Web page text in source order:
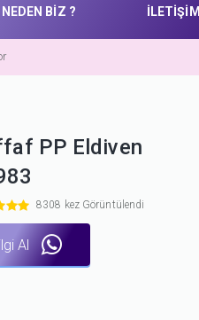
NEDEN BİZ ? İLETİŞİM
PP Eldiven
8308 kez Görüntülendi
Al